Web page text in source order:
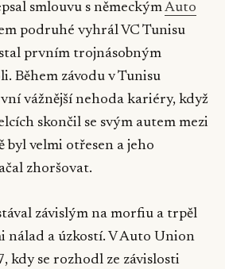
smlouvu s německýmAuto
podruhé vyhrál VC Tunisu
prvním trojnásobným
Během závodu v Tunisu
vážnější nehoda kariéry, když
skončil se svým autem mezi
byl velmi otřesen a jeho
zhoršovat.
závislým na morfiu a trpěl
nálad a úzkostí. V Auto Union
kdy se rozhodl ze závislosti